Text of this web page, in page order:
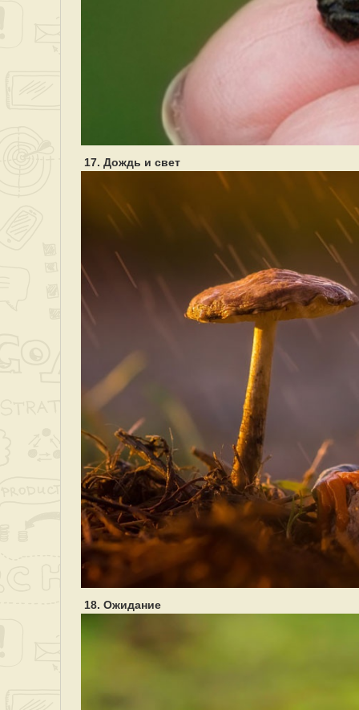
17. Дождь и свет
18. Ожидание